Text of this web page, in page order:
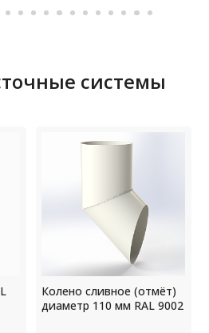
системы
Колено сливное (отмёт)
диаметр 110 мм RAL 9002